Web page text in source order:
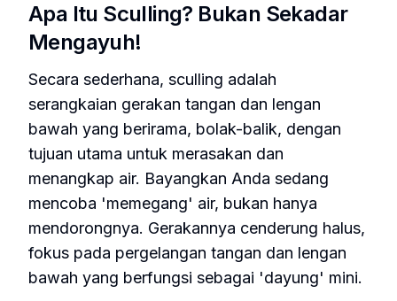
Apa Itu Sculling? Bukan Sekadar
Mengayuh!
Secara sederhana, sculling adalah
serangkaian gerakan tangan dan lengan
bawah yang berirama, bolak-balik, dengan
tujuan utama untuk merasakan dan
menangkap air. Bayangkan Anda sedang
mencoba 'memegang' air, bukan hanya
mendorongnya. Gerakannya cenderung halus,
fokus pada pergelangan tangan dan lengan
bawah yang berfungsi sebagai 'dayung' mini.